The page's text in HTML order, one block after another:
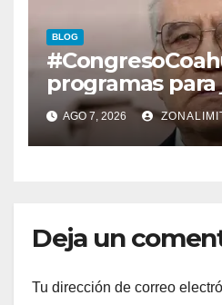
EN CARLOS
BLOG
programas
áreas
Raúl Onofre
AGO 7, 2026
Deja un
Tu dirección de correo